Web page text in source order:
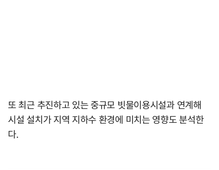
또 최근 추진하고 있는 중규모 빗물이용시설과 연계해
시설 설치가 지역 지하수 환경에 미치는 영향도 분석한
다.